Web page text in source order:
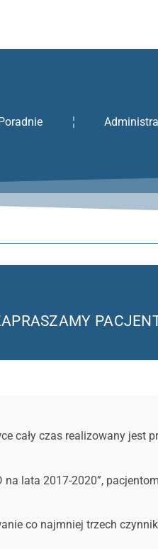
cały czas realizowany jest
lata 2017-2020”,
co najmniej trzech